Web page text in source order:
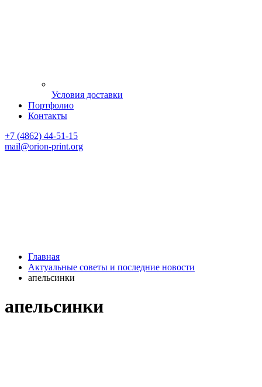
Условия доставки
Портфолио
Контакты
+7 (4862) 44-51-15
mail@orion-print.org
Главная
Актуальные советы и последние новости
апельсинки
апельсинки